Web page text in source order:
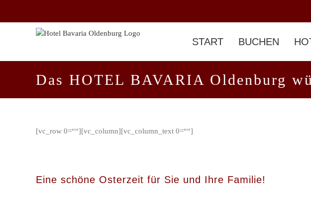
START BUCHEN
Das HOTEL BAVARIA Oldenburg
[vc_row 0=““][vc_column][vc_column_text 0=““]
Eine schöne Osterzeit für Sie und Ihre Familie!